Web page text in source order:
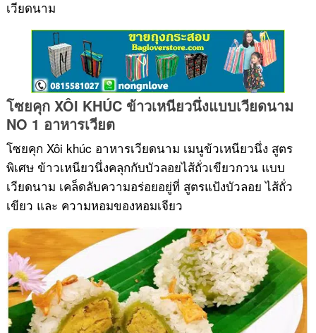
เวียดนาม
อาหารเวียดนาม
โซยคุก XÔI KHÚC ข้าวเหนียวนึ่งแบบเวียดนาม
NO 1 อาหารเวียต
โซยคุก Xôi khúc อาหารเวียดนาม เมนูข้วเหนียวนึ่ง สูตร
พิเศษ ข้าวเหนียวนึ่งคลุกกับบัวลอยไส้ถั่วเขียวกวน แบบ
เวียดนาม เคล็ดลับความอร่อยอยู่ที่ สูตรแป้งบัวลอย ไส้ถั่ว
เขียว และ ความหอมของหอมเจียว